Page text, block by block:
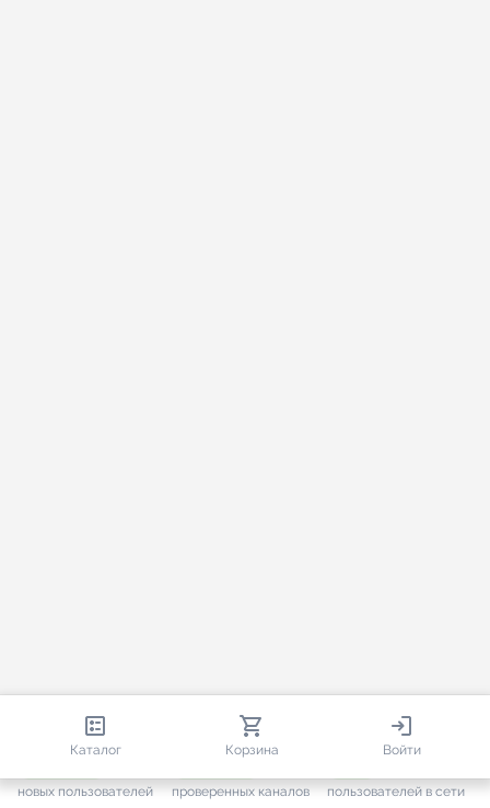
Каталог Корзина Войти
812 871
новых пользователей проверенных каналов пользователей в сети